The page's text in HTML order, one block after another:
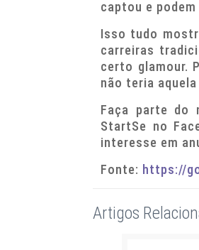
captou e
Isso tudo
carreiras
certo glamour.
não teria
Faça parte do
StartSe no
interesse em
Fonte: https://
Artigos